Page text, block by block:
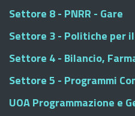
Settore 8 - PNRR - Gare
Settore 3 - Politiche per
Settore 4 - Bilancio,
Settore 5 - Programmi
UOA Programmazione e